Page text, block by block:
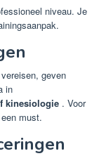
niveau. Je
geven
in
kinesiologie . Voor
must.